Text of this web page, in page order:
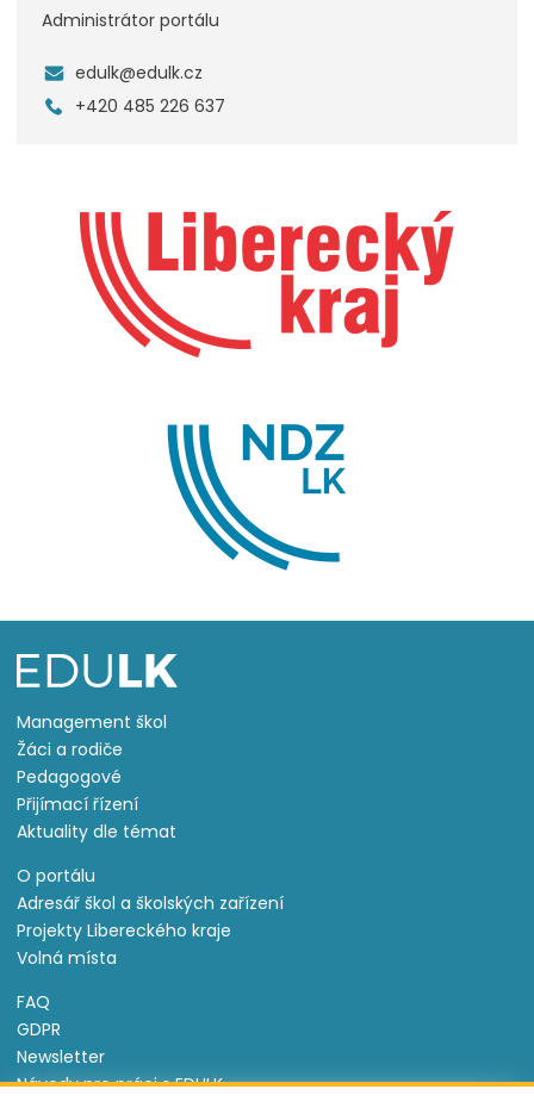
Administrátor portálu
edulk@edulk.cz
+420 485 226 637
Management škol
Žáci a rodiče
Pedagogové
Přijímací řízení
Aktuality dle témat
O portálu
Adresář škol a školských zařízení
Projekty Libereckého kraje
Volná místa
FAQ
GDPR
Newsletter
Návody pro práci s EDULK